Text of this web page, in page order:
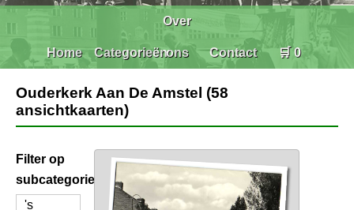
Home Categorieën
Over
ons Contact 🛒 0
Ouderkerk Aan De Amstel (58
ansichtkaarten)
Filter op
subcategorie
's